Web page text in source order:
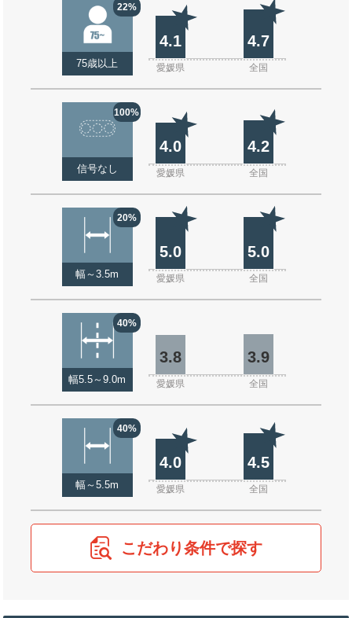
22%
75歳以上
4.1 4.7
愛媛県 全国
100%
信号なし
4.0 4.2
愛媛県 全国
20%
幅～3.5m
5.0 5.0
愛媛県 全国
40%
幅5.5～9.0m
3.8 3.9
愛媛県 全国
40%
幅～5.5m
4.0 4.5
愛媛県 全国
こだわり条件で探す